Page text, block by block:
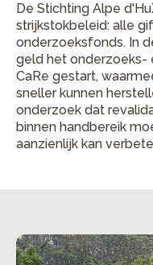
De Stichting Alpe
strijkstokbeleid: alle
onderzoeksfonds. In
geld het onderzoeks-
CaRe gestart,
sneller kunnen
onderzoek dat
binnen handbereik
aanzienlijk kan